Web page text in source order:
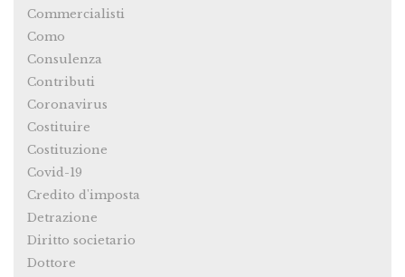
Commercialisti
Como
Consulenza
Contributi
Coronavirus
Costituire
Costituzione
Covid-19
Credito d'imposta
Detrazione
Diritto societario
Dottore